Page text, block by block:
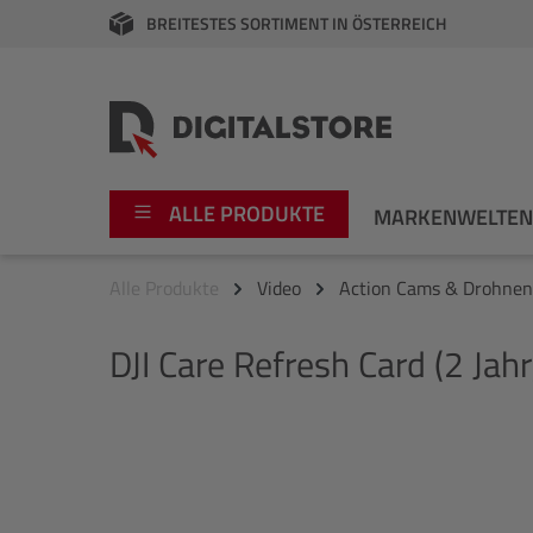
Zur Hauptnavigation springen
BREITESTES SORTIMENT IN ÖSTERREICH
ALLE PRODUKTE MARKENWELTEN
Video
Fujifilm
Alle Produkte Video Action Cams & Drohnen
DJI Care Refresh Card (2